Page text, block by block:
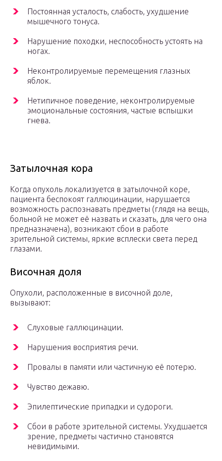
Постоянная усталость, слабость, ухудшение
мышечного тонуса.
Нарушение походки, неспособность устоять на
ногах.
Неконтролируемые перемещения глазных
яблок.
Нетипичное поведение, неконтролируемые
эмоциональные состояния, частые вспышки
гнева.
Затылочная кора
Когда опухоль локализуется в затылочной коре,
пациента беспокоят галлюцинации, нарушается
возможность распознавать предметы (глядя на вещь,
больной не может её назвать и сказать, для чего она
предназначена), возникают сбои в работе
зрительной системы, яркие всплески света перед
глазами.
Височная доля
Опухоли, расположенные в височной доле,
вызывают:
Слуховые галлюцинации.
Нарушения восприятия речи.
Провалы в памяти или частичную её потерю.
Чувство дежавю.
Эпилептические припадки и судороги.
Сбои в работе зрительной системы. Ухудшается
зрение, предметы частично становятся
невидимыми.